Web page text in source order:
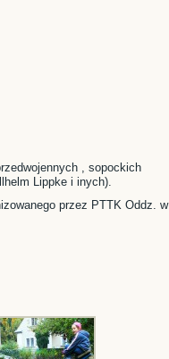
, sopockich
Lippke i inych).
przez PTTK Oddz. w